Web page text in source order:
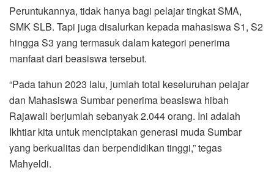
Peruntukannya, tidak hanya bagi pelajar tingkat SMA,
SMK SLB. Tapi juga disalurkan kepada mahasiswa S1, S2
hingga S3 yang termasuk dalam kategori penerima
manfaat dari beasiswa tersebut.
“Pada tahun 2023 lalu, jumlah total keseluruhan pelajar
dan Mahasiswa Sumbar penerima beasiswa hibah
Rajawali berjumlah sebanyak 2.044 orang. Ini adalah
Ikhtiar kita untuk menciptakan generasi muda Sumbar
yang berkualitas dan berpendidikan tinggi,” tegas
Mahyeldi.